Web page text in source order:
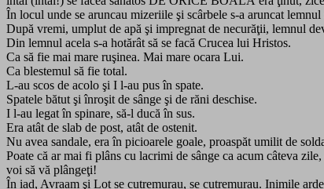
În locul unde se aruncau mizeriile şi scârbele s-a aruncat
După vremi, umplut de apă şi impregnat de necurăţii, lemnul
Din lemnul acela s-a hotărât să se facă Crucea lui Hristos.
Ca să fie mai mare ruşinea. Mai mare ocara Lui.
Ca blestemul să fie total.
L-au scos de acolo şi I l-au pus în spate.
Spatele bătut şi înroşit de sânge şi de răni deschise.
I l-au legat în spinare, să-l ducă în sus.
Era atât de slab de post, atât de ostenit.
Nu avea sandale, era în picioarele goale, proaspăt umilit de
Poate că ar mai fi plâns cu lacrimi de sânge ca acum câteva
voi să vă plângeţi!
În iad, Avraam şi Lot se cutremurau, se cutremurau. Inimile